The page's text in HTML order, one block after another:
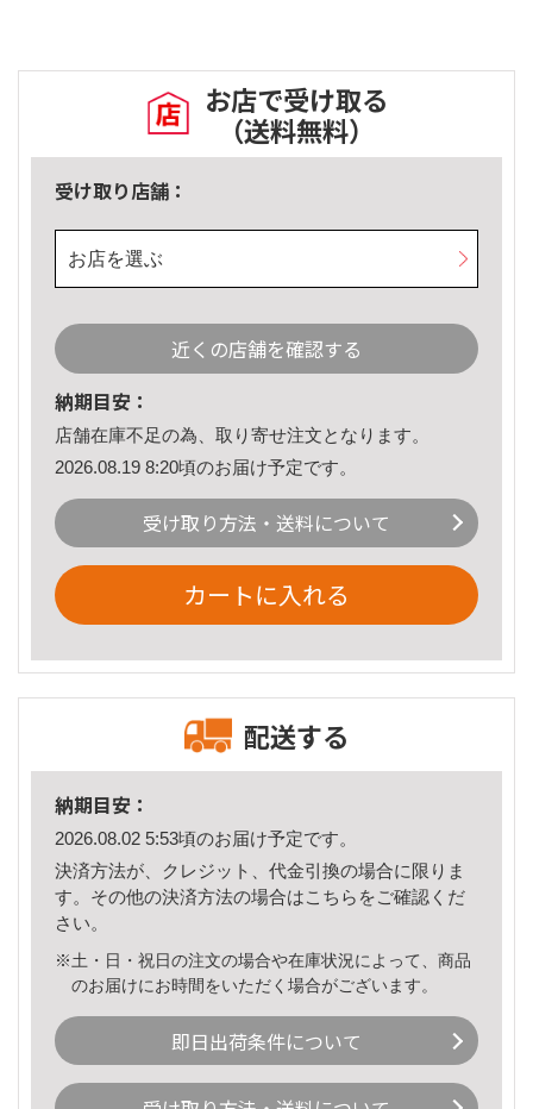
お店で受け取る
（送料無料）
受け取り店舗：
お店を選ぶ
近くの店舗を確認する
納期目安：
店舗在庫不足の為、取り寄せ注文となります。
2026.08.19 8:20頃のお届け予定です。
受け取り方法・送料について
カートに入れる
配送する
納期目安：
2026.08.02 5:53頃のお届け予定です。
決済方法が、クレジット、代金引換の場合に限りま
す。その他の決済方法の場合はこちら をご確認くだ
さい。
※土・日・祝日の注文の場合や在庫状況によって、商品
のお届けにお時間をいただく場合がございます。
即日出荷条件について